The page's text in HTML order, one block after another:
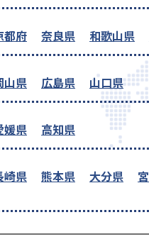
都府 奈良県 和歌山県
山県 広島県 山口県
媛県 高知県
崎県 熊本県 大分県